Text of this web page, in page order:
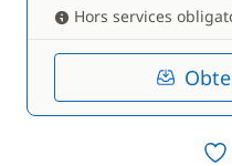
Hors services